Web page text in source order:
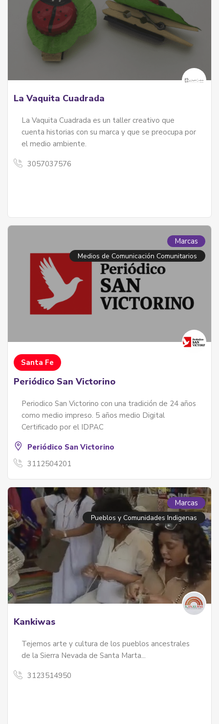
La Vaquita Cuadrada
La Vaquita Cuadrada es un taller creativo que
cuenta historias con su marca y que se preocupa por
el medio ambiente.
3057037576
Marcas
Medios de Comunicación Comunitarios
Santa Fe
Periódico San Victorino
Periodico San Victorino con una tradición de 24 años
como medio impreso. 5 años medio Digital
Certificado por el IDPAC
Periódico San Victorino
3112504201
Marcas
Pueblos y Comunidades Indigenas
Kankiwas
Tejemos arte y cultura de los pueblos ancestrales
de la Sierra Nevada de Santa Marta...
3123514950